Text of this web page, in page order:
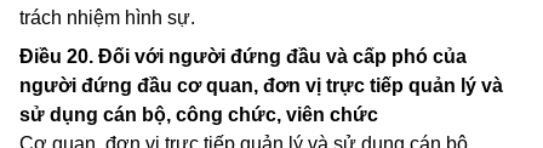
trách nhiệm hình sự.
Điều 20. Đối với người đứng đầu và cấp phó của
người đứng đầu cơ quan, đơn vị trực tiếp quản lý và
sử dụng cán bộ, công chức, viên chức
Cơ quan, đơn vị trực tiếp quản lý và sử dụng cán bộ,